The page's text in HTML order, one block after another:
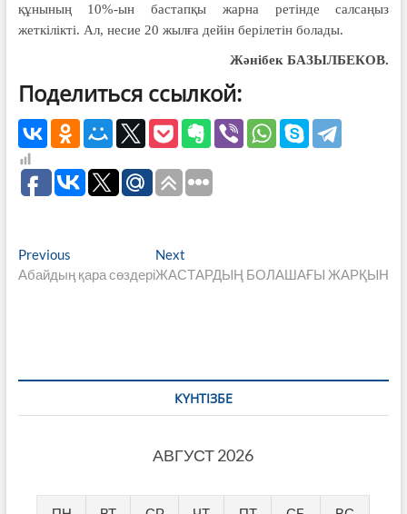
құнының 10%-ын бастапқы жарна ретінде салсаңыз
жеткілікті. Ал, несие 20 жылға дейін берілетін болады.
Жәнібек БАЗЫЛБЕКОВ.
Поделиться ссылкой:
Навигация
по
PreviousPrevious
post:
Абайдың қара сөздері
Next
post:
ЖАСТАРДЫҢ БОЛАШАҒЫ ЖАРҚЫН
КҮНТІЗБЕ
АВГУСТ 2026